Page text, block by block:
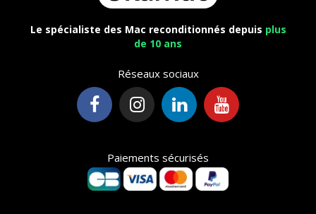
Le spécialiste des Mac reconditionnés depuis plus
de 10 ans
Réseaux sociaux
Paiements sécurisés